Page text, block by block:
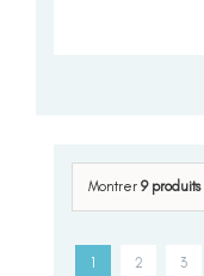
Montrer 9 produits
1 2 3